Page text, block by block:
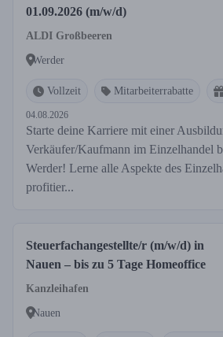
01.09.2026 (m/w/d)
ALDI Großbeeren
Werder
Vollzeit Mitarbeiterrabatte
04.08.2026
Starte deine Karriere mit einer
Verkäufer/Kaufmann im Einzelhandel
Werder! Lerne alle Aspekte des
profitier...
Steuerfachangestellte/r (m/w/d) in
Nauen – bis zu 5 Tage Homeoffice
Kanzleihafen
Nauen